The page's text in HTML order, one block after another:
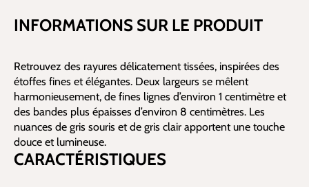
INFORMATIONS SUR LE PRODUIT
Retrouvez des rayures délicatement tissées, inspirées des
étoffes fines et élégantes. Deux largeurs se mêlent
harmonieusement, de fines lignes d’environ 1 centimètre et
des bandes plus épaisses d’environ 8 centimètres. Les
nuances de gris souris et de gris clair apportent une touche
douce et lumineuse.
CARACTÉRISTIQUES